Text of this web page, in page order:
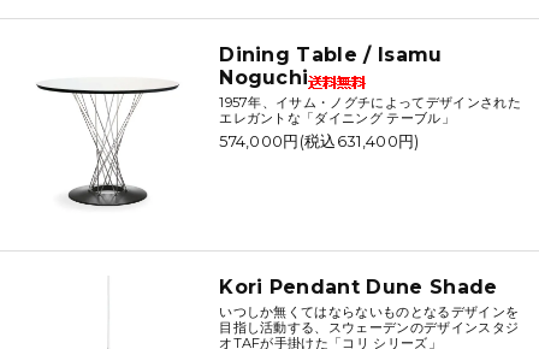
Dining Table / Isamu
Noguchi
1957年、イサム・ノグチによってデザインされた
エレガントな「ダイニング テーブル」
574,000円(税込631,400円)
Kori Pendant Dune Shade
いつしか無くてはならないものとなるデザインを
目指し活動する、スウェーデンのデザインスタジ
オTAFが手掛けた「コリ シリーズ」